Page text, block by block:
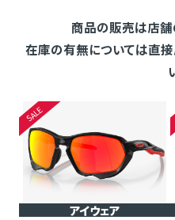
商品の販売は店舗
在庫の有無については直
アイウェア